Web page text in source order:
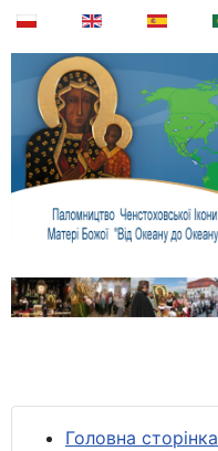
Головна сторінка